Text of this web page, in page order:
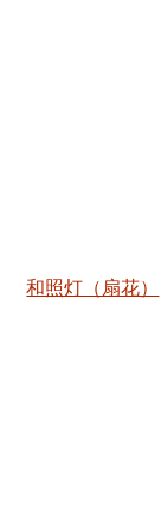
和照灯（扇花）